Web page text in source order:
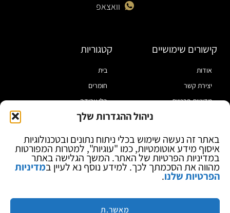
ניהול ההגדרות שלך
באתר זה נעשה שימוש בכלי ניתוח נתונים ובטכנולוגיות
איסוף מידע אוטומטיות, כמו "עוגיות", למטרות המפורטות
במדיניות הפרטיות של האתר. המשך הגלישה באתר
מהווה את הסכמתך לכך. למידע נוסף נא לעיין במדיניות
הפרטיות שלנו.
מאשר.ת
וואצאפ
קישורים שימושיים
אודות
יצירת קשר
מדיניות פרטיות
בלוג
קטגוריות
בית
חומרים
כלי עבודה
מוצרי הלחמה
ספקי כח ומודדים
ציוד אופטי להגדלה
מותגים